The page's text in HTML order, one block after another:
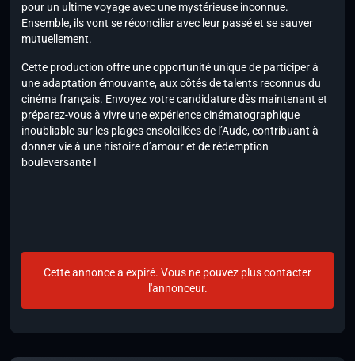
pour un ultime voyage avec une mystérieuse inconnue.
Ensemble, ils vont se réconcilier avec leur passé et se sauver
mutuellement.
Cette production offre une opportunité unique de participer à
une adaptation émouvante, aux côtés de talents reconnus du
cinéma français. Envoyez votre candidature dès maintenant et
préparez-vous à vivre une expérience cinématographique
inoubliable sur les plages ensoleillées de l’Aude, contribuant à
donner vie à une histoire d’amour et de rédemption
bouleversante !
Cette annonce a expiré. Vous ne pouvez plus contacter
l'annonceur.